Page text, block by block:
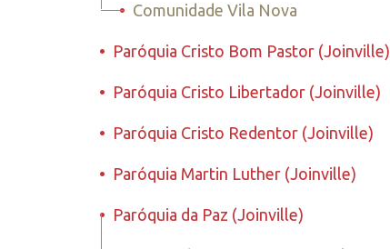
• Comunidade Vila Nova
• Paróquia Cristo Bom Pastor (Joinville)
• Paróquia Cristo Libertador (Joinville)
• Paróquia Cristo Redentor (Joinville)
• Paróquia Martin Luther (Joinville)
• Paróquia da Paz (Joinville)